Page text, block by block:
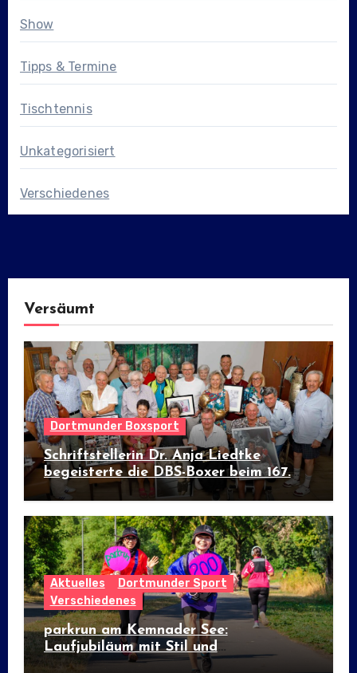
Show
Tipps & Termine
Tischtennis
Unkategorisiert
Verschiedenes
Versäumt
Dortmunder Boxsport
Schriftstellerin Dr. Anja Liedtke
begeisterte die DBS-Boxer beim 167.
Prominenten-Stammtisch
Aktuelles
Dortmunder Sport
Verschiedenes
parkrun am Kemnader See:
Laufjubiläum mit Stil und
internationalem Flair